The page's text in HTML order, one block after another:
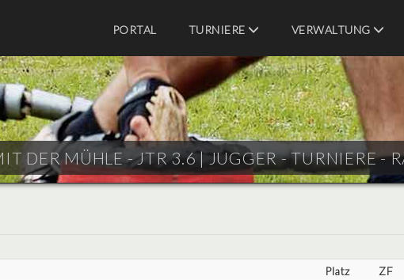
PORTAL
TURNIERE VERWALTUNG
DER MÜHLE - JTR 3.6 |JUGGER - TURNIERE -
Platz ZF